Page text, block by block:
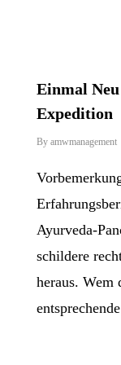
Einmal
Expedition
By amwmanagement
Ayurveda-
schildere
heraus. Wem